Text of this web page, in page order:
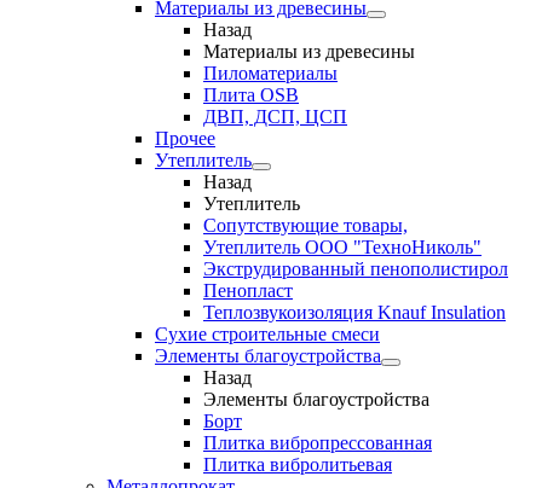
Материалы из древесины
Назад
Материалы из древесины
Пиломатериалы
Плита OSB
ДВП, ДСП, ЦСП
Прочее
Утеплитель
Назад
Утеплитель
Сопутствующие товары,
Утеплитель ООО "ТехноНиколь"
Экструдированный пенополистирол
Пенопласт
Теплозвукоизоляция Knauf Insulation
Сухие строительные смеси
Элементы благоустройства
Назад
Элементы благоустройства
Борт
Плитка вибропрессованная
Плитка вибролитьевая